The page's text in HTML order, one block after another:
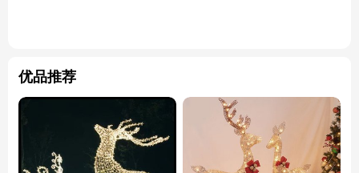
优品推荐